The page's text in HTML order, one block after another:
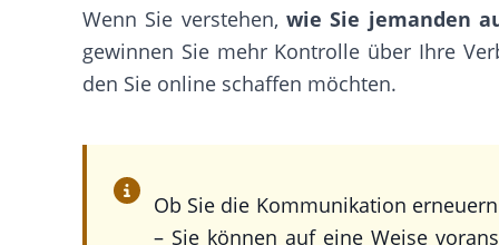
Wenn Sie verstehen, wie Sie jemanden
gewinnen Sie mehr Kontrolle über Ihre
den Sie online schaffen möchten.
Ob Sie die Kommunikation
– Sie können auf eine Weise